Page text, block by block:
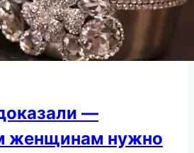
—
женщинам нужно